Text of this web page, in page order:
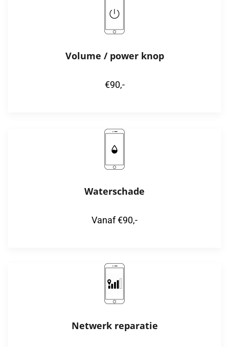
Volume / power knop
€90,-
Waterschade
Vanaf €90,-
Netwerk reparatie